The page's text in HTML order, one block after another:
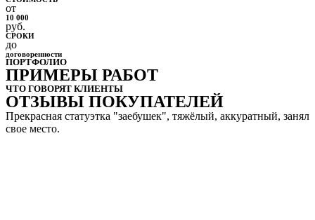
от
10 000
руб.
СРОКИ
до
договоренности
ПОРТФОЛИО
ПРИМЕРЫ РАБОТ
ЧТО ГОВОРЯТ КЛИЕНТЫ
ОТЗЫВЫ ПОКУПАТЕЛЕЙ
Прекрасная статуэтка "заебушек", тяжёлый, аккуратный, занял
свое место.